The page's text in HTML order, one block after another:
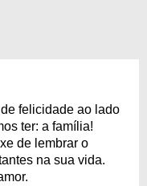
felicidade ao lado
ter: a família!
de lembrar o
na sua vida.